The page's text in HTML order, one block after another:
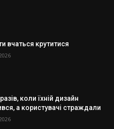
вчаться крутитися
коли їхній дизайн
а користувачі страждали